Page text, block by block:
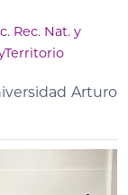
Rec. Nat. y
Arturo